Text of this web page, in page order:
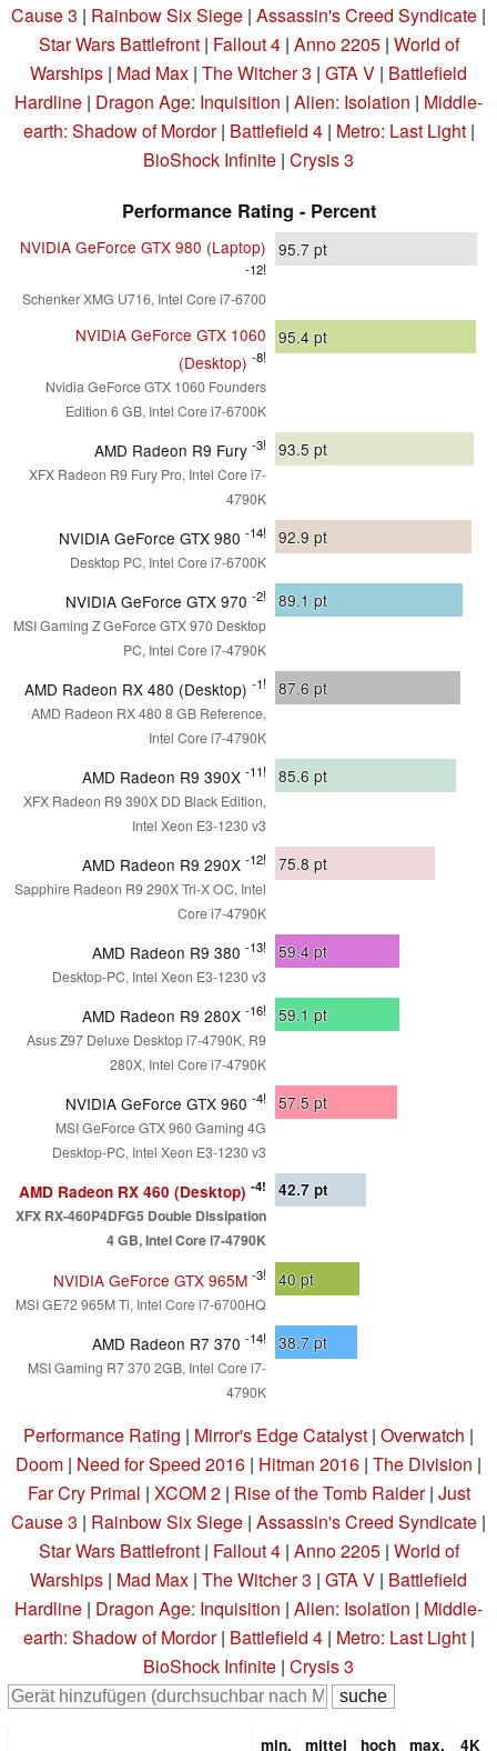
Cause 3 | Rainbow Six Siege | Assassin's Creed Syndicate |
Star Wars Battlefront| Fallout 4| Anno 2205| World of
Warships | Mad Max | The Witcher 3 | GTA V | Battlefield
Hardline | Dragon Age: Inquisition | Alien: Isolation | Middle-
earth: Shadow of Mordor| Battlefield 4| Metro: Last Light|
BioShock Infinite | Crysis 3
Performance Rating - Percent
NVIDIA GeForce GTX 980 (Laptop)
-12!
Schenker XMG U716, Intel Core i7-6700
95.7 pt
NVIDIA GeForce GTX 1060
(Desktop) -8!
Nvidia GeForce GTX 1060 Founders
Edition 6 GB, Intel Core i7-6700K
95.4 pt
AMD Radeon R9 Fury -3!
XFX Radeon R9 Fury Pro, Intel Core i7-
4790K
93.5 pt
NVIDIA GeForce GTX 980 -14!
Desktop PC, Intel Core i7-6700K
92.9 pt
NVIDIA GeForce GTX 970 -2!
MSI Gaming Z GeForce GTX 970 Desktop
PC, Intel Core i7-4790K
89.1 pt
AMD Radeon RX 480 (Desktop) -1!
AMD Radeon RX 480 8 GB Reference,
Intel Core i7-4790K
87.6 pt
AMD Radeon R9 390X -11!
XFX Radeon R9 390X DD Black Edition,
Intel Xeon E3-1230 v3
85.6 pt
AMD Radeon R9 290X -12!
Sapphire Radeon R9 290X Tri-X OC, Intel
Core i7-4790K
75.8 pt
AMD Radeon R9 380 -13!
Desktop-PC, Intel Xeon E3-1230 v3
59.4pt
AMD Radeon R9 280X -16!
Asus Z97 Deluxe Desktop i7-4790K, R9
280X, Intel Core i7-4790K
59.1 pt
NVIDIA GeForce GTX 960 -4!
MSI GeForce GTX 960 Gaming 4G
Desktop-PC, Intel Xeon E3-1230 v3
57.5 pt
AMD Radeon RX 460 (Desktop) -4!
XFX RX-460P4DFG5 Double Dissipation
4 GB, Intel Core i7-4790K
42.7 pt
NVIDIA GeForce GTX 965M -3!
MSI GE72 965M Ti, Intel Core i7-6700HQ
40pt
AMD Radeon R7 370 -14!
MSI Gaming R7 370 2GB, Intel Core i7-
4790K
38.7pt
Performance Rating | Mirror's Edge Catalyst | Overwatch |
Doom | Need for Speed 2016 | Hitman 2016 | The Division |
Far Cry Primal | XCOM 2| Rise of the Tomb Raider| Just
Cause 3 | Rainbow Six Siege | Assassin's Creed Syndicate |
Star Wars Battlefront| Fallout 4| Anno 2205| World of
Warships | Mad Max | The Witcher 3 | GTA V | Battlefield
Hardline | Dragon Age: Inquisition | Alien: Isolation | Middle-
earth: Shadow of Mordor| Battlefield 4| Metro: Last Light|
BioShock Infinite | Crysis 3
min. mittel hoch max. 4K